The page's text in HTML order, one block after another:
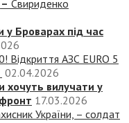
Свириденко
Броварах під час
Відкриття АЗС EURO 5
02.04.2026
хочуть вилучати у
17.03.2026
України, – солдат